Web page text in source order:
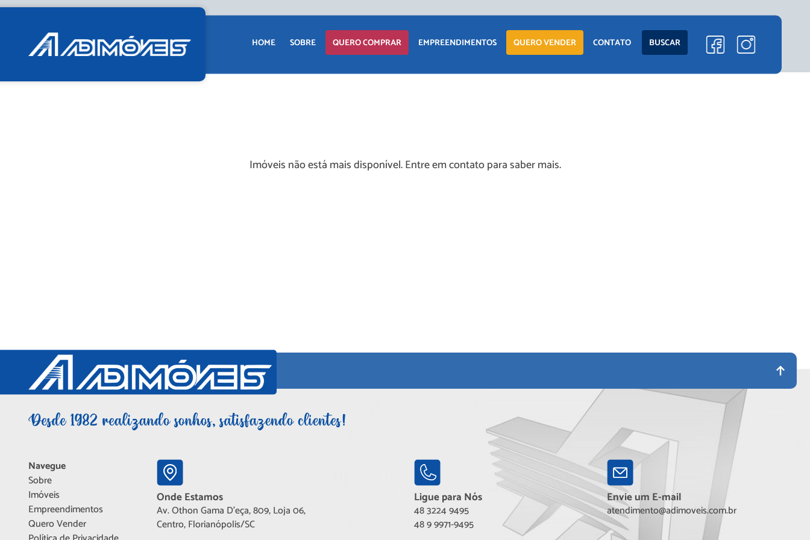
HOME SOBRE QUERO COMPRAR EMPREENDIMENTOS QUERO VENDER CONTATO BUSCAR
Imóveis não está mais disponível. Entre em contato para saber mais.
Navegue
Sobre
Imóveis
Empreendimentos
Quero Vender
Onde Estamos
Av. Othon Gama D'eça, 809, Loja 06,
Centro, Florianópolis/SC
Ligue para Nós
48 3224 9495
48 9 9971-9495
Envie um E-mail
atendimento@adimoveis.com.br